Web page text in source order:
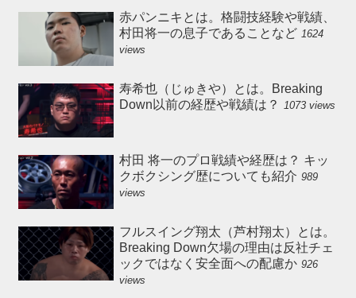
赤パンニキとは。格闘技経験や戦績、
村田将一の息子であることなど 1624
views
寿希也（じゅきや）とは。Breaking
Down以前の経歴や戦績は？
1073 views
村田 将一のプロ戦績や経歴は？ キッ
クボクシング歴についても紹介 989
views
フルスイング翔太（芦村翔太）とは。
Breaking Down欠場の理由は反社チェ
ックではなく安全面への配慮か 926
views